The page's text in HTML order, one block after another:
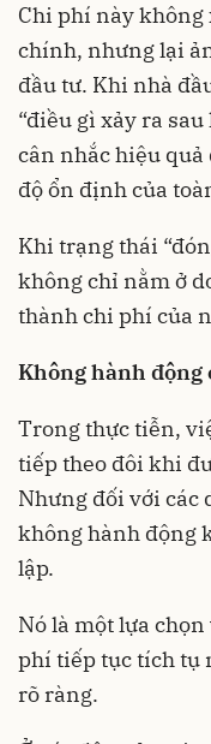
Chi phí này không
chính, nhưng lại
đầu tư. Khi nhà
“điều gì xảy ra
cân nhắc hiệu quả
độ ổn định của
Khi trạng thái
không chỉ nằm ở
thành chi phí của
Không hành
Trong thực tiễn,
tiếp theo đôi khi
Nhưng đối với các
không hành động
lập.
Nó là một lựa
phí tiếp tục tích tụ
rõ ràng.